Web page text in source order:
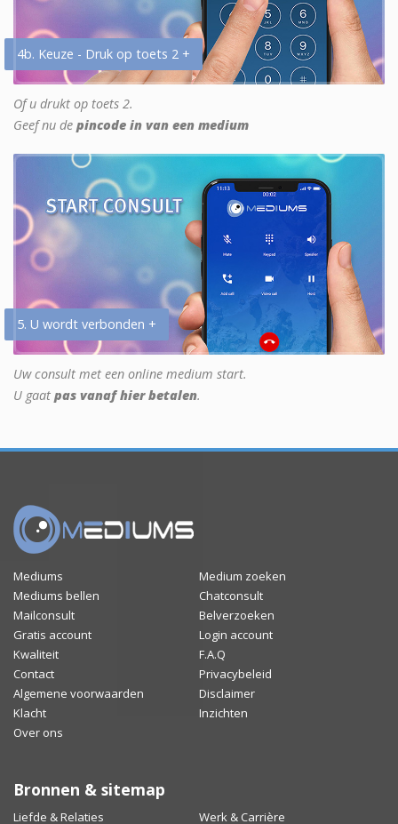
4b. Keuze - Druk op toets 2 +
Of u drukt op toets 2.
Geef nu de pincode in van een medium
5. U wordt verbonden +
Uw consult met een online medium start.
U gaat pas vanaf hier betalen.
Mediums
Medium zoeken
Mediums bellen
Chatconsult
Mailconsult
Belverzoeken
Gratis account
Login account
Kwaliteit
F.A.Q
Contact
Privacybeleid
Algemene voorwaarden
Disclaimer
Klacht
Inzichten
Over ons
Bronnen & sitemap
Liefde & Relaties Werk & Carrière